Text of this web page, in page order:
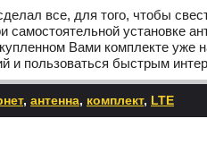
все, для того, чтобы
самостоятельной установке
Вами комплекте уже
и пользоваться быстрым
, антенна, комплект, LTE